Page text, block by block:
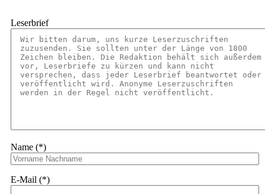
Leserbrief
Name (*)
E-Mail (*)